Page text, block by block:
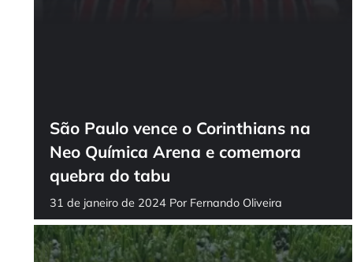
São Paulo vence o Corinthians na
Neo Química Arena e comemora
quebra do tabu
31 de janeiro de 2024 Por Fernando Oliveira